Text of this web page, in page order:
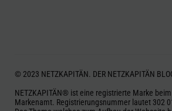
© 2023 NETZKAPITÄN. DER NETZKAPITÄN
NETZKAPITÄN® ist eine registrierte Marke
Markenamt. Registrierungsnummer lautet 302